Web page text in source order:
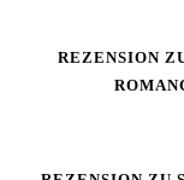
REZENSION